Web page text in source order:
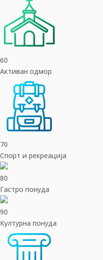
60
Активан одмор
70
Спорт и рекреација
80
Гастро понуда
90
Културна понуда